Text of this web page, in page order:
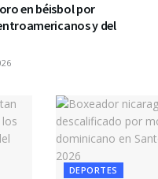
en béisbol por
y del
DEPORTES